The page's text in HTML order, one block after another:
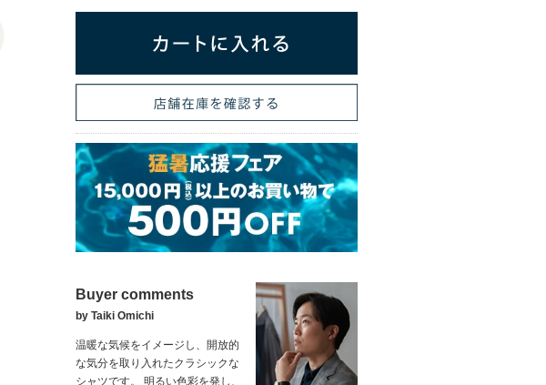
Buyer comments
by Taiki Omichi
温暖な気候をイメージし、開放的
な気分を取り入れたクラシックな
シャツです。 明るい色彩を発し、